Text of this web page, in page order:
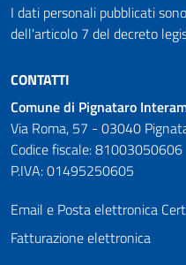
I dati personali pubblicati
dell'articolo 7 del decreto
CONTATTI
Comune di Pignataro
Via Roma, 57 - 03040
Codice fiscale: 81003050606
P.IVA: 01495250605
Email e Posta elettronica
Fatturazione elettronica